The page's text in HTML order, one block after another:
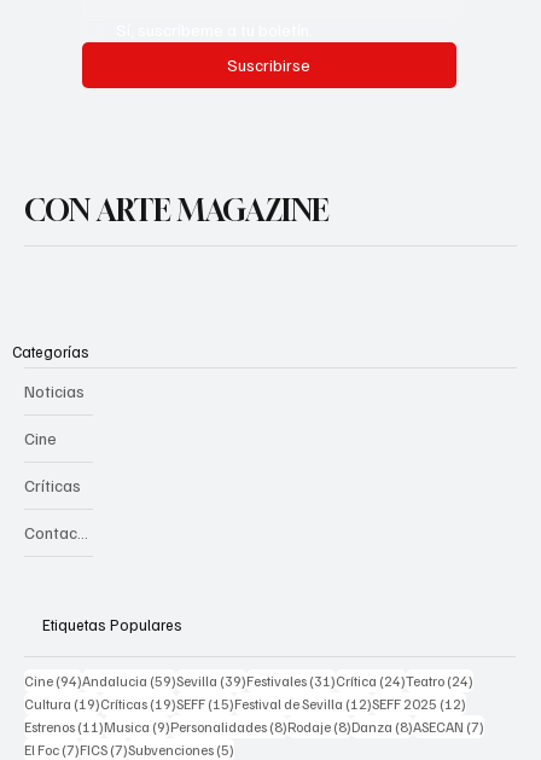
Suscribirse
CON ARTE MAGAZINE
Categorías
Noticias
Cine
Críticas
Etiquetas Populares
Cine (94)94 posts
Andalucia (59)59 posts
Sevilla (39)39 posts
Festivales (31)31 posts
Crítica (24)24 posts
Teatro (24)
Cultura (19)19 posts
Críticas (19)19 posts
SEFF (15)15 posts
Festival de Sevilla (12)12 posts
SEFF 2025 (12)
Estrenos (11)11 posts
Musica (9)9 posts
Personalidades (8)8 posts
Rodaje (8)8 posts
Danza (8)8 posts
ASECAN (7)
El Foc (7)7 posts
FICS (7)7 posts
Subvenciones (5)